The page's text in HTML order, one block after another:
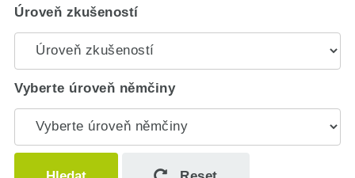
Úroveň zkušeností
Vyberte úroveň němčiny